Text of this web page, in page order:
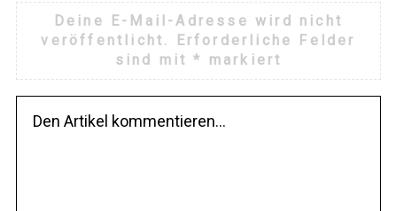
Deine E-Mail-Adresse wird nicht
veröffentlicht.
Erforderliche Felder
sind mit* markiert